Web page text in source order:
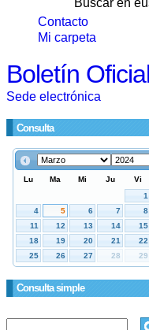
Buscar en
Contacto
Mi carpeta
Boletín
Sede electrónica
Consulta
Consulta simple